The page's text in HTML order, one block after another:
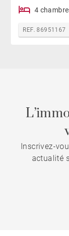
4
REF. 86951167
Inscrivez-
actualité